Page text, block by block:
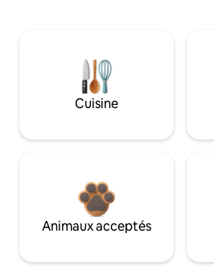
Cuisine
Animaux acceptés